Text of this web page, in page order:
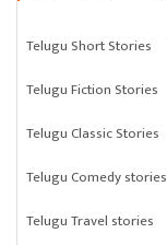
Telugu Short Stories
Telugu Fiction Stories
Telugu Classic Stories
Telugu Comedy stories
Telugu Travel stories